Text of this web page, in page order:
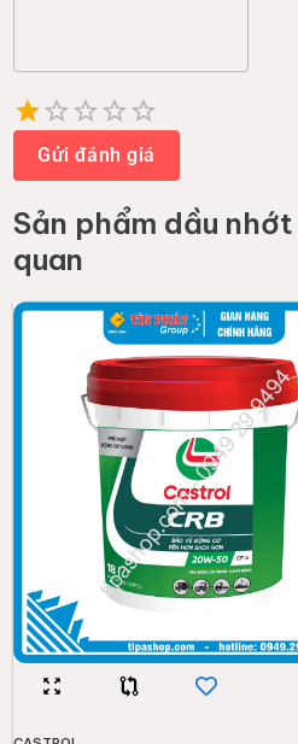
Nhớt Castrol CRB 20W50
1.948.000đ
Thêm vào giỏ